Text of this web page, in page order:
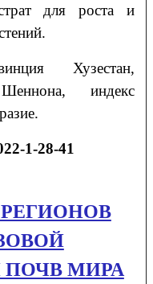
для роста и
Хузестан,
индекс
1-28-41
МИРА